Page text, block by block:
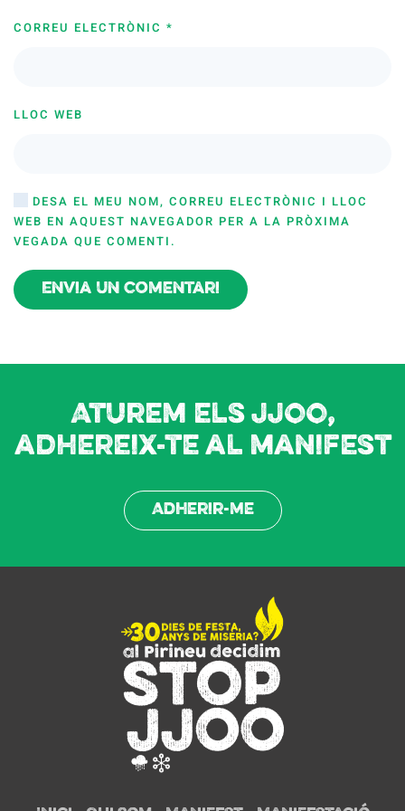
CORREU ELECTRÒNIC *
LLOC WEB
DESA EL MEU NOM, CORREU ELECTRÒNIC I LLOC
WEB EN AQUEST NAVEGADOR PER A LA PRÒXIMA
VEGADA QUE COMENTI.
Envia un comentari
Aturem els JJOO,
adhereix-te al manifest
Adherir-me